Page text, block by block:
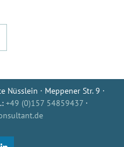
Nüsslein · Meppener Str. 9 ·
+49 (0)157 54859437 ·